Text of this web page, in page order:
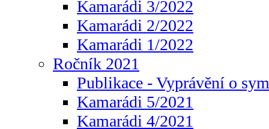
Kamarádi 3/2022
Kamarádi 2/2022
Kamarádi 1/2022
Ročník 2021
Publikace - Vyprávění o
Kamarádi 5/2021
Kamarádi 4/2021